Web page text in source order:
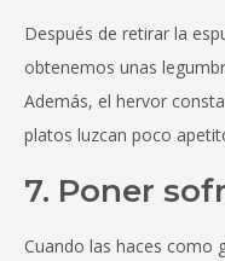
Después de retirar la
obtenemos unas
Además, el hervor
platos luzcan poco
7. Poner
Cuando las haces como